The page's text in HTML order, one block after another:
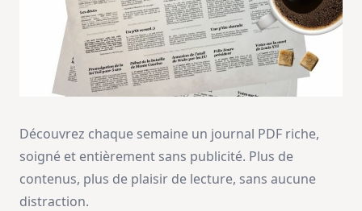
Découvrez chaque semaine un journal PDF riche,
soigné et entièrement sans publicité. Plus de
contenus, plus de plaisir de lecture, sans aucune
distraction.